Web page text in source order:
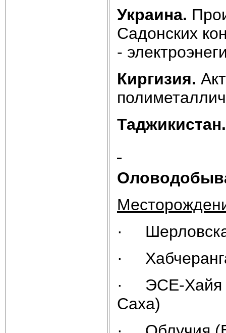
Украина.
Садонских
-
Киргизия.
Таджикистан.
·
·
· ЭСЕ-Хайя –
Саха)